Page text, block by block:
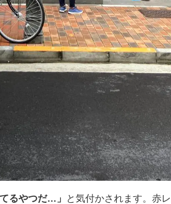
るやつだ…」
と気付かされます。赤